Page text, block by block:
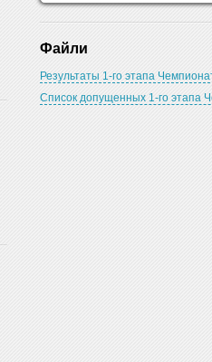
Файли
Результаты 1-го этапа
Список допущенных 1-го этапа